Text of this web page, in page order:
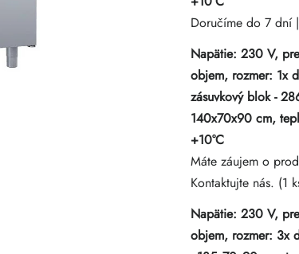
Doručíme do 7 dní
Napätie: 230 V,
objem, rozmer: 1x
zásuvkový blok -
140x70x90 cm,
+10°C
Máte záujem o
Kontaktujte nás. (1
Napätie: 230 V,
objem, rozmer: 3x